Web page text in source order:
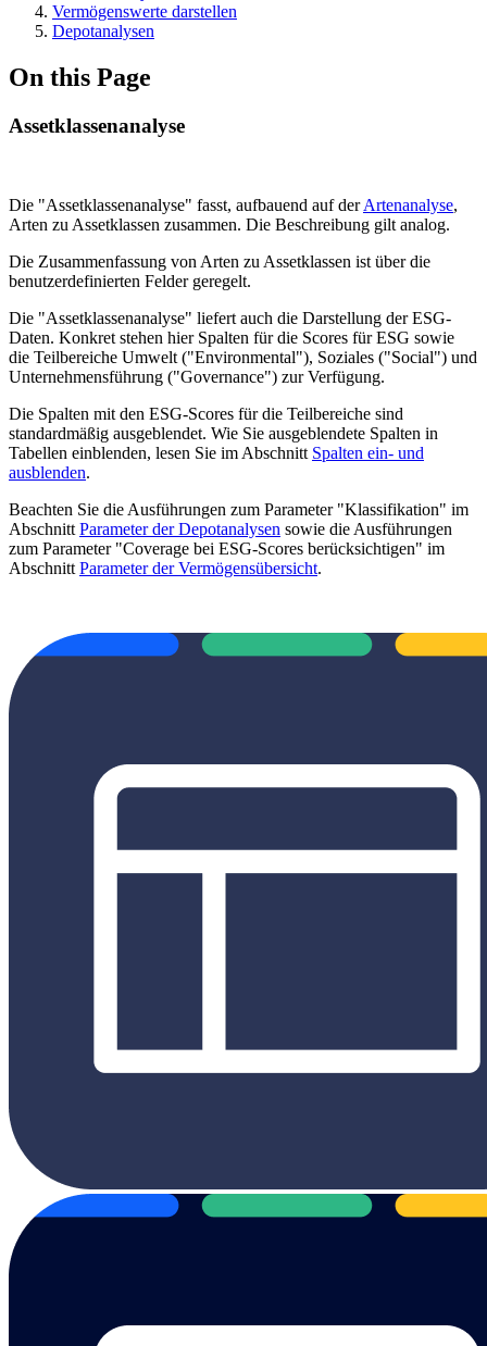
Vermögenswerte darstellen
Depotanalysen
On this Page
Assetklassenanalyse
Die "Assetklassenanalyse" fasst, aufbauend auf derArtenanalyse,
Arten zu Assetklassen zusammen. Die Beschreibung gilt analog.
Die Zusammenfassung von Arten zu Assetklassen ist über die
benutzerdefinierten Felder geregelt.
Die "Assetklassenanalyse" liefert auch die Darstellung der ESG-
Daten. Konkret stehen hier Spalten für die Scores für ESG sowie
die Teilbereiche Umwelt ("Environmental"), Soziales ("Social") und
Unternehmensführung ("Governance") zur Verfügung.
Die Spalten mit den ESG-Scores für die Teilbereiche sind
standardmäßig ausgeblendet. Wie Sie ausgeblendete Spalten in
Tabellen einblenden, lesen Sie im Abschnitt Spalten ein- und
ausblenden.
Beachten Sie die Ausführungen zum Parameter "Klassifikation" im
Abschnitt Parameter der Depotanalysen sowie die Ausführungen
zum Parameter "Coverage bei ESG-Scores berücksichtigen" im
Abschnitt Parameter der Vermögensübersicht.